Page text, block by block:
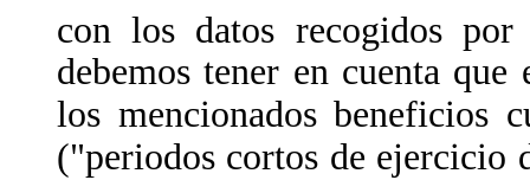
con los datos recogidos por
debemos tener en cuenta
los mencionados beneficios
("periodos cortos de ejercicio